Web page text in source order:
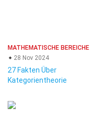
MATHEMATISCHE BEREICHE
28 Nov 2024
27 Fakten Über
Kategorientheorie